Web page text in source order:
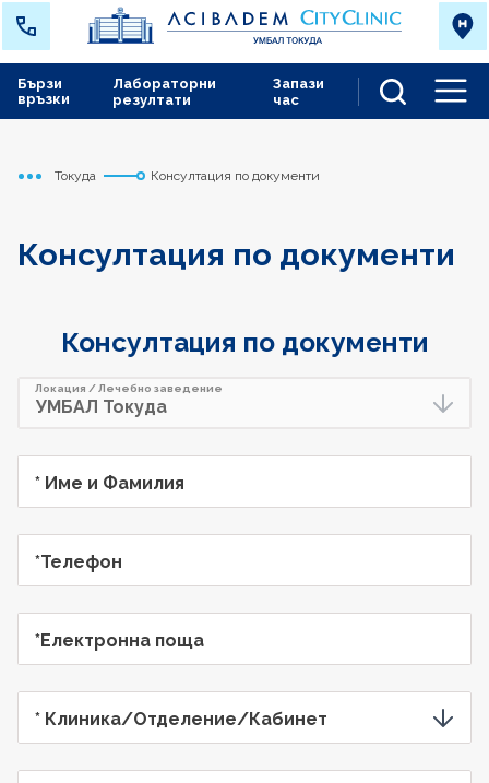
Лабораторни
резултати
Запази
час
Бързи
връзки
Начало
Токуда Консултация по документи
Консултация по документи
Консултация по документи
Локация / Лечебно заведение
* Име и Фамилия
*Телефон
*Електронна поща
* Клиника/Отделение/Кабинет